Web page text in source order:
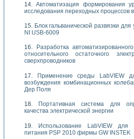
Автоматизация формирования
исследования переходных процессов
Блок гальванической развязки
NI USB-6009
Разработка
относительного остаточного
сверхпроводников
Применение среды LabVIEW
возбуждения комбинационных
Дер Поля
Портативная система для
качества электрической энергии
Использование LabVIEW для
питания PSP 2010 фирмы GW INSTEK